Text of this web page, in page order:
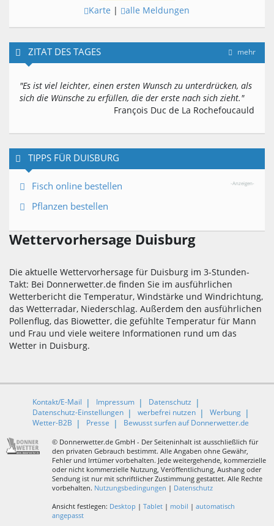
Karte | alle Meldungen
mehr
ZITAT DES TAGES
"Es ist viel leichter, einen ersten Wunsch zu unterdrücken, als
sich die Wünsche zu erfüllen, die der erste nach sich zieht."
François Duc de La Rochefoucauld
TIPPS FÜR DUISBURG
-Anzeigen-
Fisch online bestellen
Pflanzen bestellen
Wettervorhersage Duisburg
Die aktuelle Wettervorhersage für Duisburg im 3-Stunden-
Takt: Bei Donnerwetter.de finden Sie im ausführlichen
Wetterbericht die Temperatur, Windstärke und Windrichtung,
das Wetterradar, Niederschlag. Außerdem den ausführlichen
Pollenflug, das Biowetter, die gefühlte Temperatur für Mann
und Frau und viele weitere Informationen rund um das
Wetter in Duisburg.
Kontakt/E-Mail Impressum
Datenschutz
Datenschutz-Einstellungen
werbefrei nutzen
Werbung
Wetter-B2B
Presse Bewusst surfen auf Donnerwetter.de
© Donnerwetter.de GmbH - Der Seiteninhalt ist ausschließlich für
den privaten Gebrauch bestimmt. Alle Angaben ohne Gewähr,
Fehler und Irrtümer vorbehalten. Jede weitergehende, kommerzielle
oder nicht kommerzielle Nutzung, Veröffentlichung, Aushang oder
Sendung ist nur mit schriftlicher Zustimmung gestattet. Alle Rechte
vorbehalten. Nutzungsbedingungen | Datenschutz
Ansicht festlegen: Desktop | Tablet| mobil | automatisch
angepasst